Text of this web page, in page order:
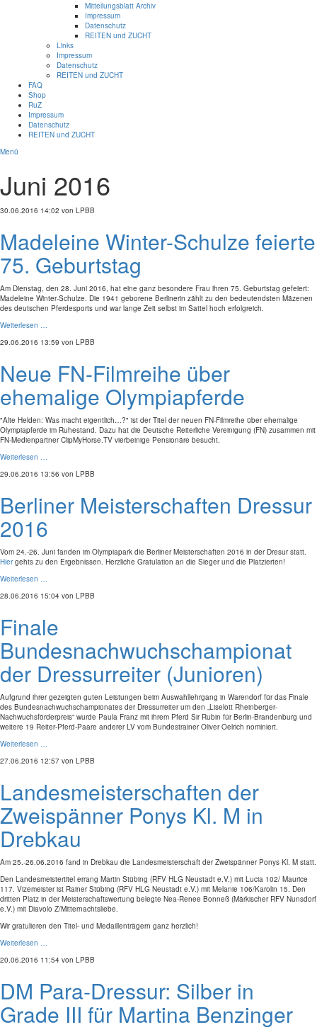
Mitteilungsblatt Archiv
Impressum
Datenschutz
REITEN und ZUCHT
Links
Impressum
Datenschutz
REITEN und ZUCHT
FAQ
Shop
RuZ
Impressum
Datenschutz
REITEN und ZUCHT
Menü
Juni 2016
30.06.2016 14:02 von LPBB
Madeleine Winter-Schulze feierte
75. Geburtstag
Am Dienstag, den 28. Juni 2016, hat eine ganz besondere Frau ihren 75. Geburtstag gefeiert:
Madeleine Winter-Schulze. Die 1941 geborene Berlinerin zählt zu den bedeutendsten Mäzenen
des deutschen Pferdesports und war lange Zeit selbst im Sattel hoch erfolgreich.
Weiterlesen …
29.06.2016 13:59 von LPBB
Neue FN-Filmreihe über
ehemalige Olympiapferde
"Alte Helden: Was macht eigentlich…?" ist der Titel der neuen FN-Filmreihe über ehemalige
Olympiapferde im Ruhestand. Dazu hat die Deutsche Reiterliche Vereinigung (FN) zusammen mit
FN-Medienpartner ClipMyHorse.TV vierbeinige Pensionäre besucht.
Weiterlesen …
29.06.2016 13:56 von LPBB
Berliner Meisterschaften Dressur
2016
Vom 24.-26. Juni fanden im Olympiapark die Berliner Meisterschaften 2016 in der Dresur statt.
Hiergehts zu den Ergebnissen. Herzliche Gratulation an die Sieger und die Platzierten!
Weiterlesen …
28.06.2016 15:04 von LPBB
Finale
Bundesnachwuchschampionat
der Dressurreiter (Junioren)
Aufgrund ihrer gezeigten guten Leistungen beim Auswahllehrgang in Warendorf für das Finale
des Bundesnachwuchschampionates der Dressurreiter um den „Liselott Rheinberger-
Nachwuchsförderpreis“ wurde Paula Franz mit ihrem Pferd Sir Rubin für Berlin-Brandenburg und
weitere 19 Reiter-Pferd-Paare anderer LV vom Bundestrainer Oliver Oelrich nominiert.
Weiterlesen …
27.06.2016 12:57 von LPBB
Landesmeisterschaften der
Zweispänner Ponys Kl. M in
Drebkau
Am 25.-26.06.2016 fand in Drebkau die Landesmeisterschaft der Zweispänner Ponys Kl. M statt.
Den Landesmeistertitel errang Martin Stübing (RFV HLG Neustadt e.V.) mit Lucia 102/ Maurice
117. Vizemeister ist Rainer Stübing (RFV HLG Neustadt e.V.) mit Melanie 106/Karolin 15. Den
dritten Platz in der Meisterschaftswertung belegte Nea-Renee Bonneß (Märkischer RFV Nunsdorf
e.V.) mit Diavolo Z/Mitternachtsliebe.
Wir gratulieren den Titel- und Medaillenträgern ganz herzlich!
Weiterlesen …
20.06.2016 11:54 von LPBB
DM Para-Dressur: Silber in
Grade III für Martina Benzinger